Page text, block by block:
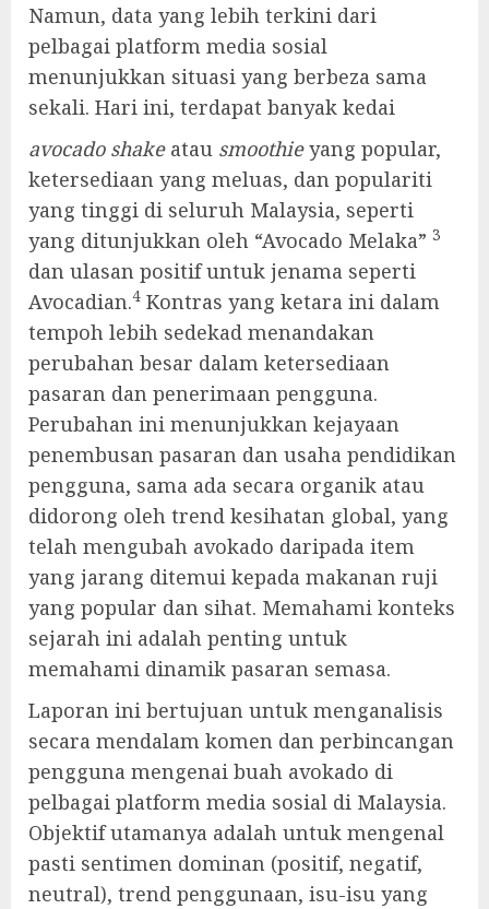
Namun, data yang lebih terkini dari
pelbagai platform media sosial
menunjukkan situasi yang berbeza sama
sekali. Hari ini, terdapat banyak kedai
avocado shakeatau smoothieyang popular,
ketersediaan yang meluas, dan populariti
yang tinggi di seluruh Malaysia, seperti
yang ditunjukkan oleh “Avocado Melaka” 3
dan ulasan positif untuk jenama seperti
Avocadian.4 Kontras yang ketara ini dalam
tempoh lebih sedekad menandakan
perubahan besar dalam ketersediaan
pasaran dan penerimaan pengguna.
Perubahan ini menunjukkan kejayaan
penembusan pasaran dan usaha pendidikan
pengguna, sama ada secara organik atau
didorong oleh trend kesihatan global, yang
telah mengubah avokado daripada item
yang jarang ditemui kepada makanan ruji
yang popular dan sihat. Memahami konteks
sejarah ini adalah penting untuk
memahami dinamik pasaran semasa.
Laporan ini bertujuan untuk menganalisis
secara mendalam komen dan perbincangan
pengguna mengenai buah avokado di
pelbagai platform media sosial di Malaysia.
Objektif utamanya adalah untuk mengenal
pasti sentimen dominan (positif, negatif,
neutral), trend penggunaan, isu-isu yang